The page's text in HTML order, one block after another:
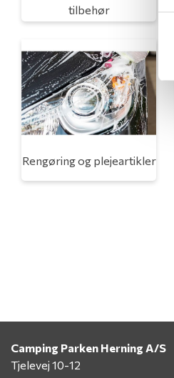
tilbehør
Rengøring og plejeartikler
Camping Parken Herning A/S
Tjelevej 10-12